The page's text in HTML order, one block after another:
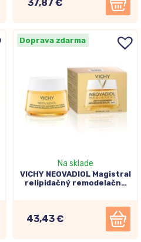
37,87 €
Doprava zdarma
Na sklade
VICHY NEOVADIOL Magistral
relipidačný remodelačný
43,43 €